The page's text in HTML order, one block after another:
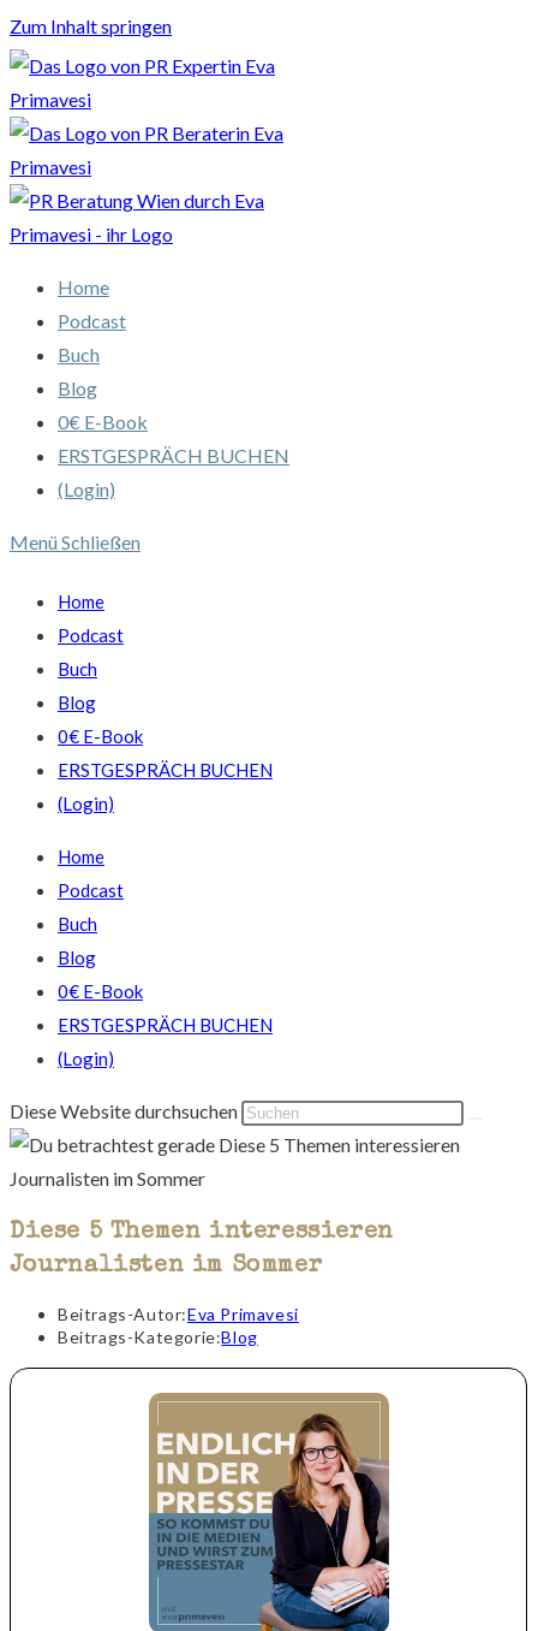
Zum Inhalt springen
Home
Podcast
Buch
Blog
0€ E-Book
ERSTGESPRÄCH BUCHEN
(Login)
Menü Schließen
Home
Podcast
Buch
Blog
0€ E-Book
ERSTGESPRÄCH BUCHEN
(Login)
Home
Podcast
Buch
Blog
0€ E-Book
ERSTGESPRÄCH BUCHEN
(Login)
Diese Website durchsuchen
Diese 5 Themen interessieren
Journalisten im Sommer
Beitrags-Autor:Eva Primavesi
Beitrags-Kategorie:Blog